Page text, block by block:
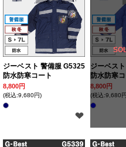
ジーベスト 警備服 G5325
防水防寒コート
8,800円
(税込:9,680円)
ジーベス
防水防寒
8,800円
(税込:9,680